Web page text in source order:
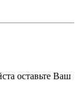
оставьте Ваш